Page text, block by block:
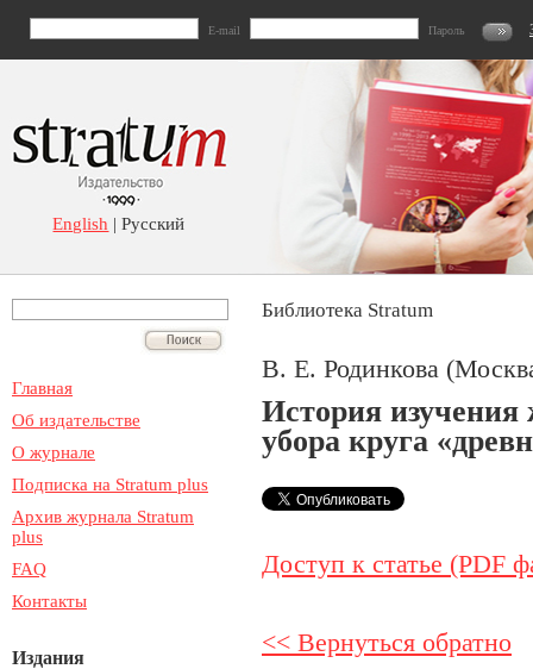
E-mail Пароль
English | Русский
Главная
Об издательстве
О журнале
Подписка на Stratum plus
Архив журнала Stratum
plus
FAQ
Контакты
Издания
Библиотека Stratum
В. Е. Родинкова
История изучения
убора круга
Доступ к статье (PDF
<< Вернуться обратно